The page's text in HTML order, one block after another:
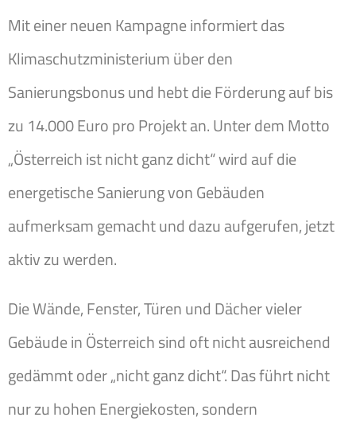
Mit einer neuen Kampagne informiert das
Klimaschutzministerium über den
Sanierungsbonus und hebt die Förderung auf bis
zu 14.000 Euro pro Projekt an. Unter dem Motto
„Österreich ist nicht ganz dicht“ wird auf die
energetische Sanierung von Gebäuden
aufmerksam gemacht und dazu aufgerufen, jetzt
aktiv zu werden.
Die Wände, Fenster, Türen und Dächer vieler
Gebäude in Österreich sind oft nicht ausreichend
gedämmt oder „nicht ganz dicht“. Das führt nicht
nur zu hohen Energiekosten, sondern